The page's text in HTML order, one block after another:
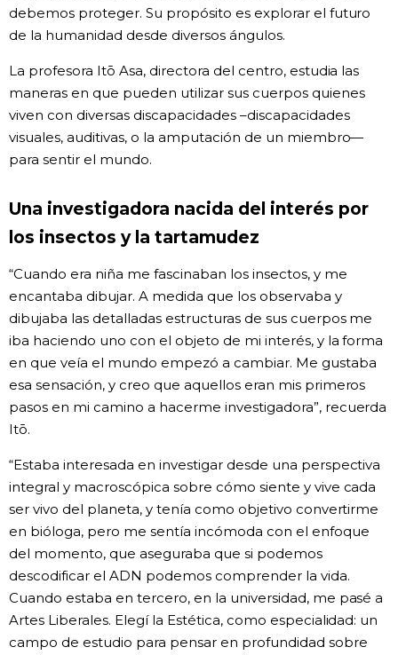
debemos proteger. Su propósito es explorar el futuro
de la humanidad desde diversos ángulos.
La profesora Itō Asa, directora del centro, estudia las
maneras en que pueden utilizar sus cuerpos quienes
viven con diversas discapacidades –discapacidades
visuales, auditivas, o la amputación de un miembro—
para sentir el mundo.
Una investigadora nacida del interés por
los insectos y la tartamudez
“Cuando era niña me fascinaban los insectos, y me
encantaba dibujar. A medida que los observaba y
dibujaba las detalladas estructuras de sus cuerpos me
iba haciendo uno con el objeto de mi interés, y la forma
en que veía el mundo empezó a cambiar. Me gustaba
esa sensación, y creo que aquellos eran mis primeros
pasos en mi camino a hacerme investigadora”, recuerda
Itō.
“Estaba interesada en investigar desde una perspectiva
integral y macroscópica sobre cómo siente y vive cada
ser vivo del planeta, y tenía como objetivo convertirme
en bióloga, pero me sentía incómoda con el enfoque
del momento, que aseguraba que si podemos
descodificar el ADN podemos comprender la vida.
Cuando estaba en tercero, en la universidad, me pasé a
Artes Liberales. Elegí la Estética, como especialidad: un
campo de estudio para pensar en profundidad sobre